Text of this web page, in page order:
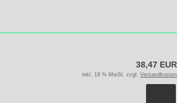
38,47 EUR
inkl. 19 % MwSt. zzgl. Versandkosten